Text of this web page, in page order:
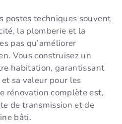
postes techniques souvent
la plomberie et la
pas qu’améliorer
Vous construisez un
habitation, garantissant
sa valeur pour les
rénovation complète est,
de transmission et de
bâti.